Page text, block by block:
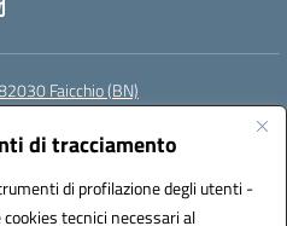
di tracciamento
di profilazione degli utenti -
tecnici necessari al
Faicchio (BN)
bnis02300v@pec.istruzione.it